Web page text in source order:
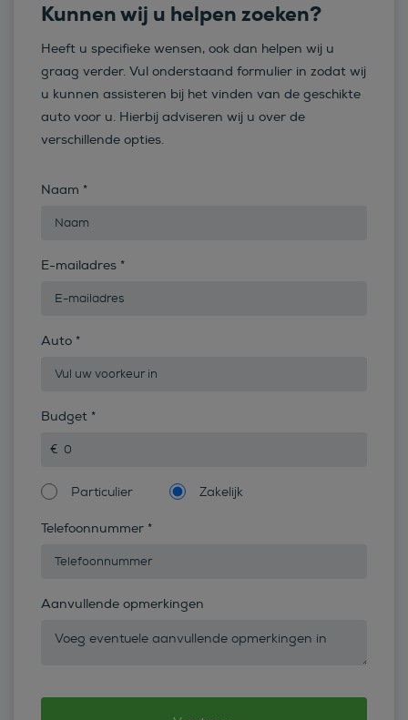
Kunnen wij u helpen zoeken?
Heeft u specifieke wensen, ook dan helpen wij u
graag verder. Vul onderstaand formulier in zodat wij
u kunnen assisteren bij het vinden van de geschikte
auto voor u. Hierbij adviseren wij u over de
verschillende opties.
Naam *
E-mailadres *
Auto *
Budget *
Particulier Zakelijk
Telefoonnummer *
Aanvullende opmerkingen